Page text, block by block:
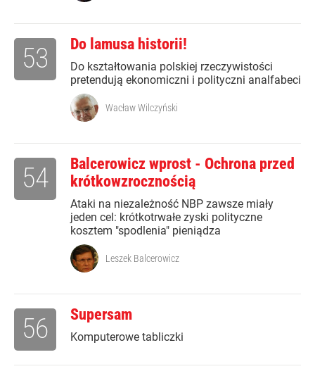
Do lamusa historii!
Do kształtowania polskiej rzeczywistości
pretendują ekonomiczni i polityczni analfabeci
53
Wacław Wilczyński
Balcerowicz wprost - Ochrona przed
krótkowzrocznością
Ataki na niezależność NBP zawsze miały
jeden cel: krótkotrwałe zyski polityczne
kosztem "spodlenia" pieniądza
54
Leszek Balcerowicz
Supersam
Komputerowe tabliczki
56